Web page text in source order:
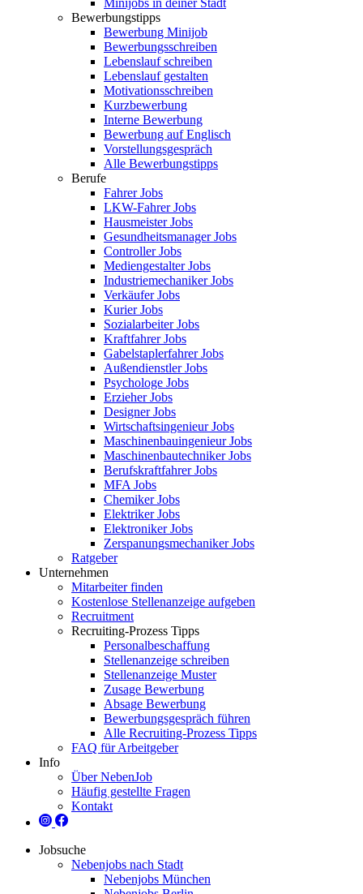
Minijobs in deiner Stadt
Bewerbungstipps
Bewerbung Minijob
Bewerbungsschreiben
Lebenslauf schreiben
Lebenslauf gestalten
Motivationsschreiben
Kurzbewerbung
Interne Bewerbung
Bewerbung auf Englisch
Vorstellungsgespräch
Alle Bewerbungstipps
Berufe
Fahrer Jobs
LKW-Fahrer Jobs
Hausmeister Jobs
Gesundheitsmanager Jobs
Controller Jobs
Mediengestalter Jobs
Industriemechaniker Jobs
Verkäufer Jobs
Kurier Jobs
Sozialarbeiter Jobs
Kraftfahrer Jobs
Gabelstaplerfahrer Jobs
Außendienstler Jobs
Psychologe Jobs
Erzieher Jobs
Designer Jobs
Wirtschaftsingenieur Jobs
Maschinenbauingenieur Jobs
Maschinenbautechniker Jobs
Berufskraftfahrer Jobs
MFA Jobs
Chemiker Jobs
Elektriker Jobs
Elektroniker Jobs
Zerspanungsmechaniker Jobs
Ratgeber
Unternehmen
Mitarbeiter finden
Kostenlose Stellenanzeige aufgeben
Recruitment
Recruiting-Prozess Tipps
Personalbeschaffung
Stellenanzeige schreiben
Stellenanzeige Muster
Zusage Bewerbung
Absage Bewerbung
Bewerbungsgespräch führen
Alle Recruiting-Prozess Tipps
FAQ für Arbeitgeber
Info
Über NebenJob
Häufig gestellte Fragen
Kontakt
Jobsuche
Nebenjobs nach Stadt
Nebenjobs München